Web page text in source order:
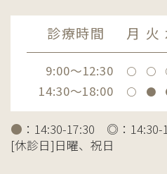
診療時間 月 火
9:00～12:30 〇 〇
14:30～18:00 〇 ●
● ：14:30-17:30 ◎：14:30-
[休診日]日曜、祝日